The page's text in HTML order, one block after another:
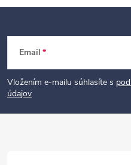
t
Email
Vložením e-mailu súhlasíte s
údajov